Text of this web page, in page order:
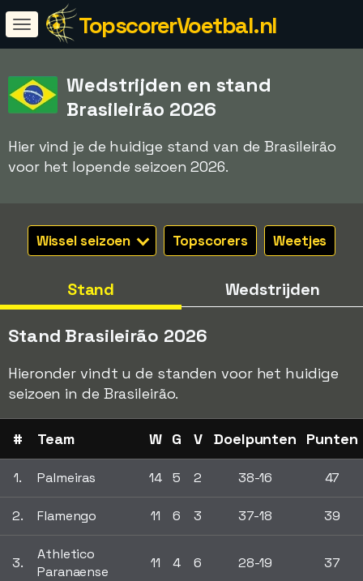
TopscorerVoetbal.nl
Wedstrijden en stand
Brasileirão 2026
Hier vind je de huidige stand van de Brasileirão
voor het lopende seizoen 2026.
Wissel seizoen Topscorers Weetjes
Stand Wedstrijden
Stand Brasileirão 2026
Hieronder vindt u de standen voor het huidige
seizoen in de Brasileirão.
# Team W G V Doelpunten Punten
1. Palmeiras 14 5 2 38-16 47
2. Flamengo 11 6 3 37-18 39
3.
Athletico
Paranaense
11 4 6 28-19 37